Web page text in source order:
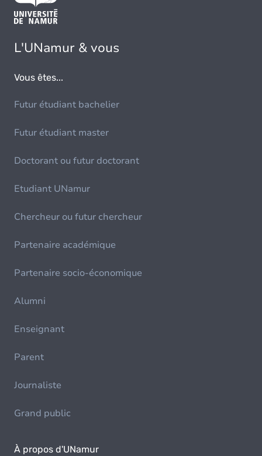
L'UNamur & vous
Vous êtes...
Futur étudiant bachelier
Futur étudiant master
Doctorant ou futur doctorant
Etudiant UNamur
Chercheur ou futur chercheur
Partenaire académique
Partenaire socio-économique
Alumni
Enseignant
Parent
Journaliste
Grand public
À propos d'UNamur